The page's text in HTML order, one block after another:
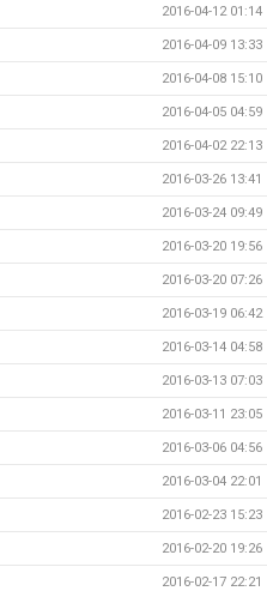
2016-04-12 01:14
2016-04-09 13:33
2016-04-08 15:10
2016-04-05 04:59
2016-04-02 22:13
2016-03-26 13:41
2016-03-24 09:49
2016-03-20 19:56
2016-03-20 07:26
2016-03-19 06:42
2016-03-14 04:58
2016-03-13 07:03
2016-03-11 23:05
2016-03-06 04:56
2016-03-04 22:01
2016-02-23 15:23
2016-02-20 19:26
2016-02-17 22:21